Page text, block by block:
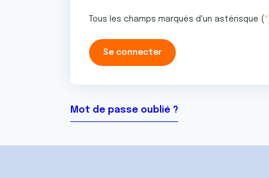
Tous les champs marqués d'un astérisque ( *
Mot de passe oublié ?